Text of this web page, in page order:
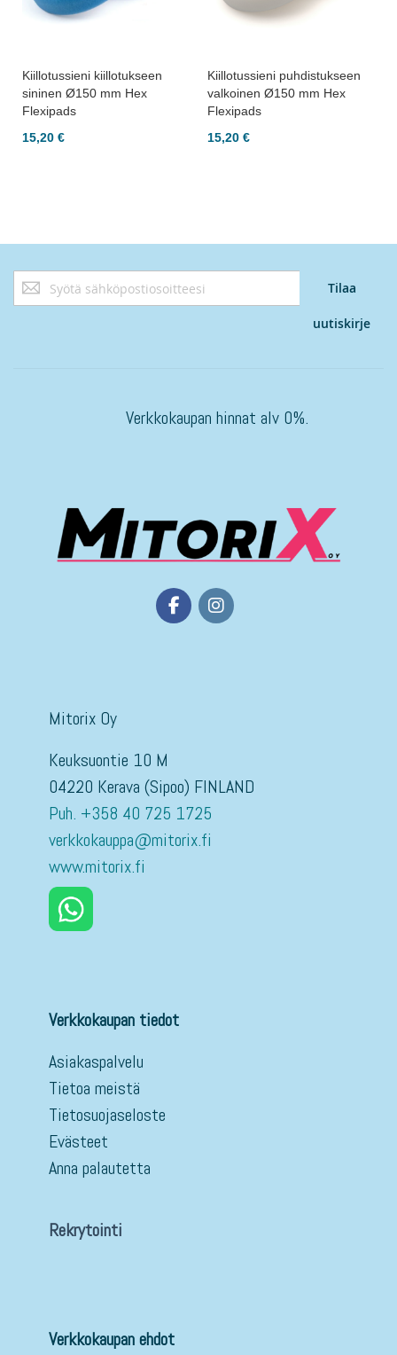
Kiillotussieni kiillotukseen
sininen Ø150 mm Hex
Flexipads
15,20 €
Kiillotussieni puhdistukseen
valkoinen Ø150 mm Hex
Flexipads
15,20 €
Tilaa
uutiskirjeemme:
Tilaa
uutiskirje
Verkkokaupan hinnat alv 0%.
Mitorix Oy
Keuksuontie 10 M
04220 Kerava (Sipoo) FINLAND
Puh. +358 40 725 1725
verkkokauppa@mitorix.fi
www.mitorix.fi
Verkkokaupan tiedot
Asiakaspalvelu
Tietoa meistä
Tietosuojaseloste
Evästeet
Anna palautetta
Rekrytointi
Verkkokaupan ehdot